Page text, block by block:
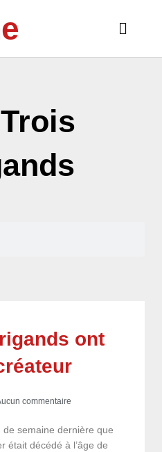
Main
ont
commentaire
de semaine dernière que
était décédé à l’âge de